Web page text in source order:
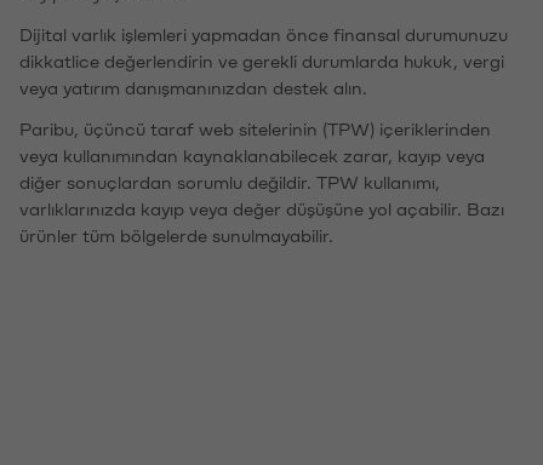
Dijital varlık işlemleri yapmadan önce finansal durumunuzu
dikkatlice değerlendirin ve gerekli durumlarda hukuk, vergi
veya yatırım danışmanınızdan destek alın.
Paribu, üçüncü taraf web sitelerinin (TPW) içeriklerinden
veya kullanımından kaynaklanabilecek zarar, kayıp veya
diğer sonuçlardan sorumlu değildir. TPW kullanımı,
varlıklarınızda kayıp veya değer düşüşüne yol açabilir. Bazı
ürünler tüm bölgelerde sunulmayabilir.